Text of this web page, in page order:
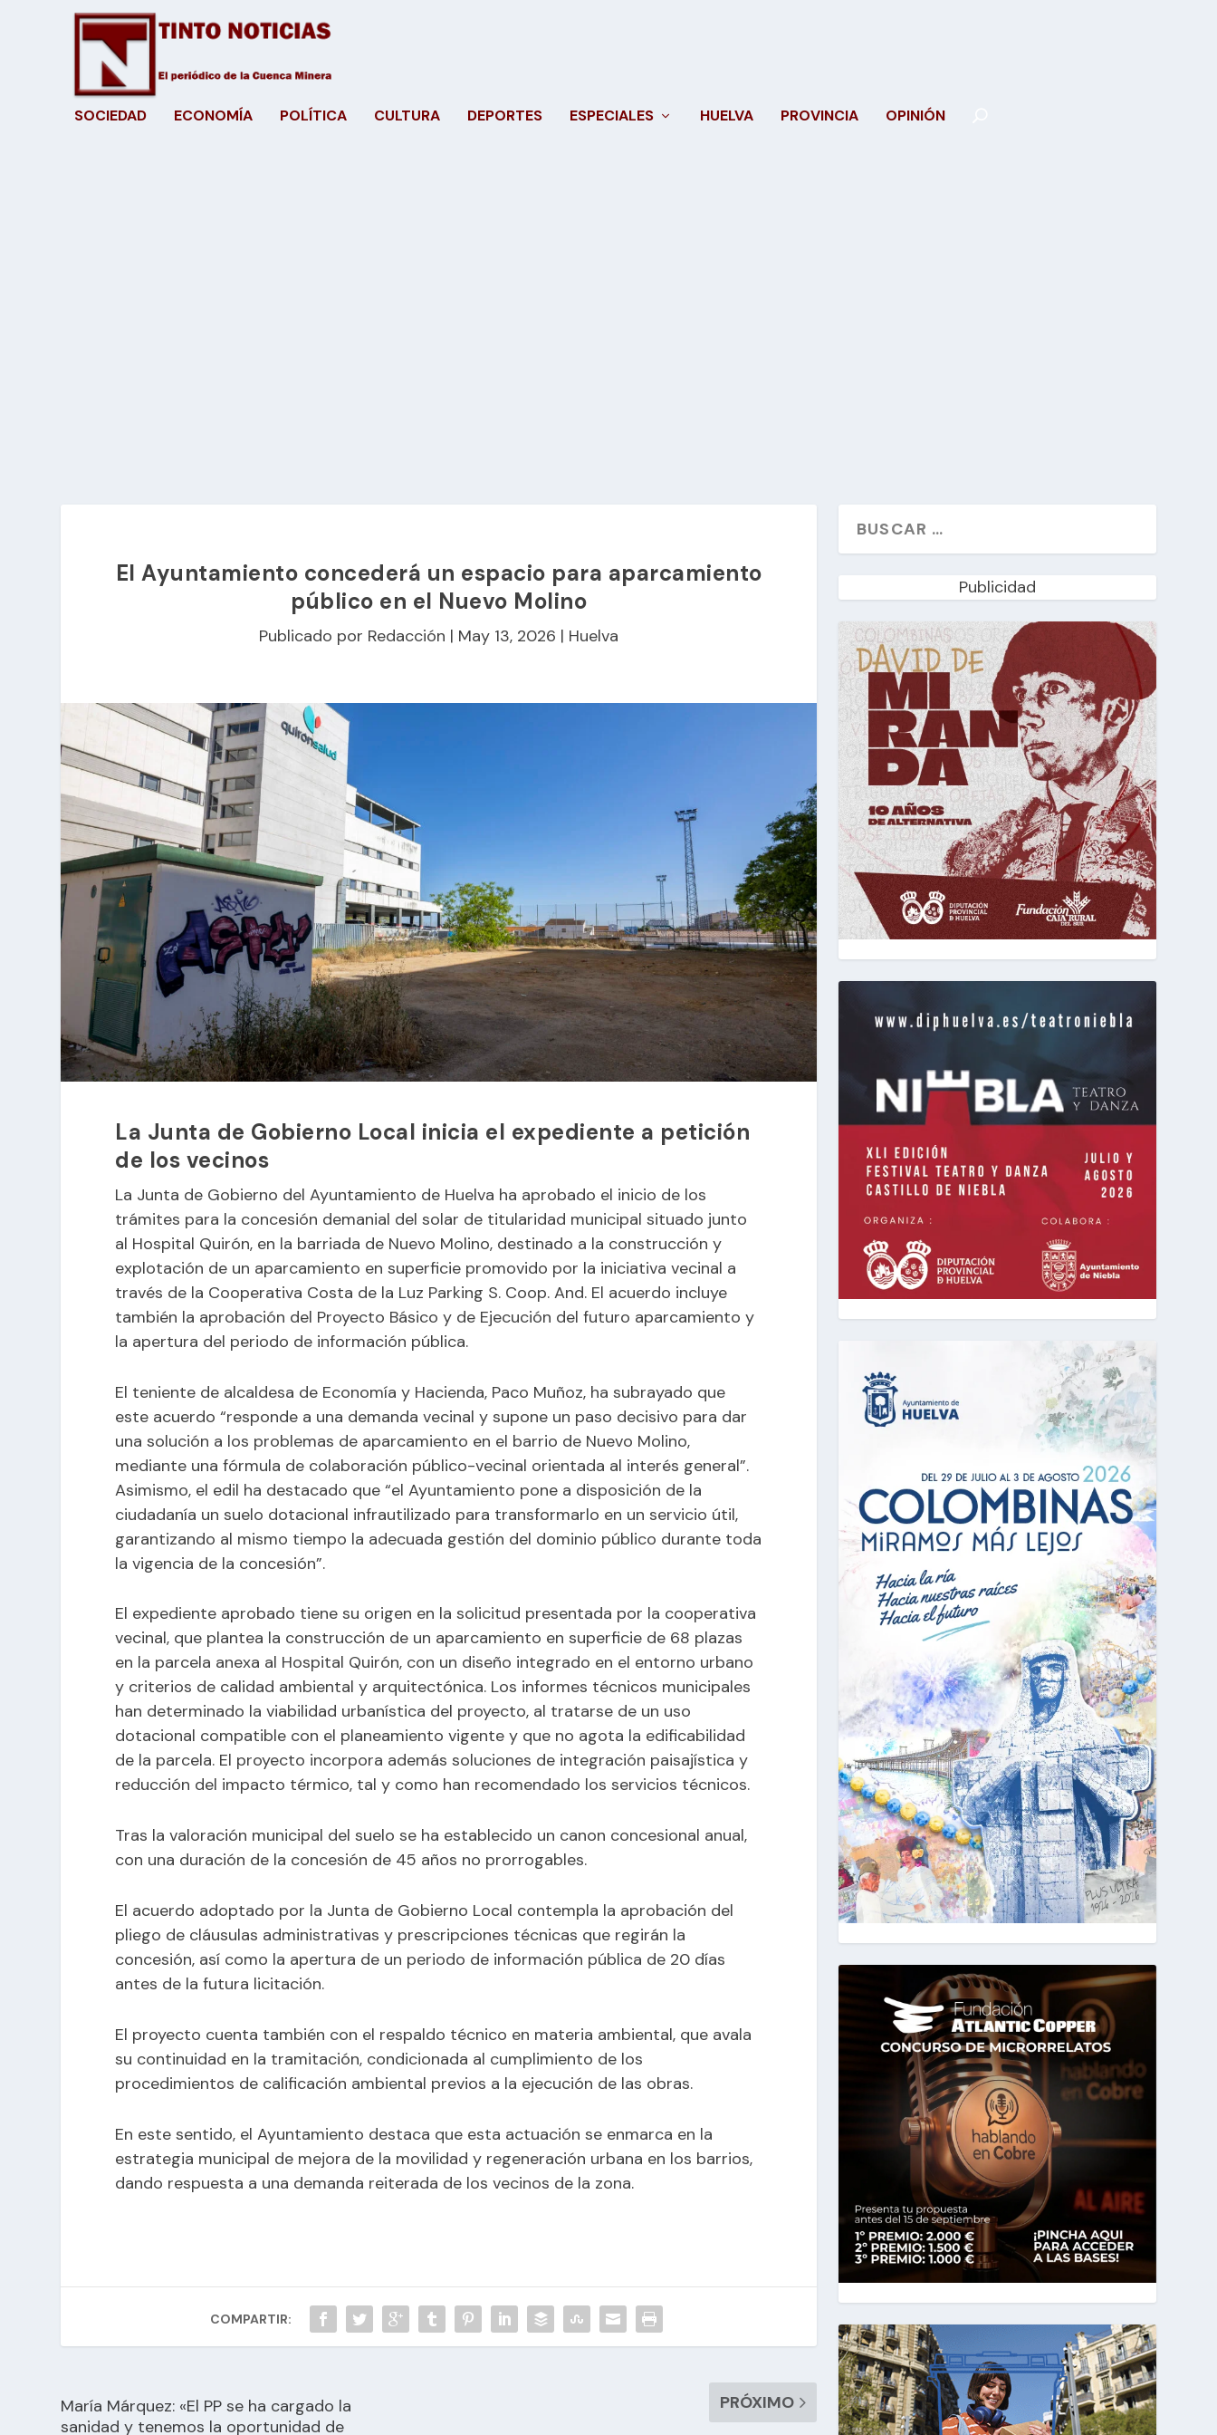
SOCIEDAD ECONOMÍA POLÍTICA CULTURA DEPORTES ESPECIALES HUELVA PROVINCIA OPINIÓN
El Ayuntamiento concederá un espacio para aparcamiento
público en el Nuevo Molino
Publicado por Redacción | May 13, 2026 | Huelva
La Junta de Gobierno Local inicia el expediente a petición
de los vecinos
La Junta de Gobierno del Ayuntamiento de Huelva ha aprobado el inicio de los
trámites para la concesión demanial del solar de titularidad municipal situado junto
al Hospital Quirón, en la barriada de Nuevo Molino, destinado a la construcción y
explotación de un aparcamiento en superficie promovido por la iniciativa vecinal a
través de la Cooperativa Costa de la Luz Parking S. Coop. And. El acuerdo incluye
también la aprobación del Proyecto Básico y de Ejecución del futuro aparcamiento y
la apertura del periodo de información pública.
El teniente de alcaldesa de Economía y Hacienda, Paco Muñoz, ha subrayado que
este acuerdo “responde a una demanda vecinal y supone un paso decisivo para dar
una solución a los problemas de aparcamiento en el barrio de Nuevo Molino,
mediante una fórmula de colaboración público-vecinal orientada al interés general”.
Asimismo, el edil ha destacado que “el Ayuntamiento pone a disposición de la
ciudadanía un suelo dotacional infrautilizado para transformarlo en un servicio útil,
garantizando al mismo tiempo la adecuada gestión del dominio público durante toda
la vigencia de la concesión”.
El expediente aprobado tiene su origen en la solicitud presentada por la cooperativa
vecinal, que plantea la construcción de un aparcamiento en superficie de 68 plazas
en la parcela anexa al Hospital Quirón, con un diseño integrado en el entorno urbano
y criterios de calidad ambiental y arquitectónica. Los informes técnicos municipales
han determinado la viabilidad urbanística del proyecto, al tratarse de un uso
dotacional compatible con el planeamiento vigente y que no agota la edificabilidad
de la parcela. El proyecto incorpora además soluciones de integración paisajística y
reducción del impacto térmico, tal y como han recomendado los servicios técnicos.
Tras la valoración municipal del suelo se ha establecido un canon concesional anual,
con una duración de la concesión de 45 años no prorrogables.
El acuerdo adoptado por la Junta de Gobierno Local contempla la aprobación del
pliego de cláusulas administrativas y prescripciones técnicas que regirán la
concesión, así como la apertura de un periodo de información pública de 20 días
antes de la futura licitación.
El proyecto cuenta también con el respaldo técnico en materia ambiental, que avala
su continuidad en la tramitación, condicionada al cumplimiento de los
procedimientos de calificación ambiental previos a la ejecución de las obras.
En este sentido, el Ayuntamiento destaca que esta actuación se enmarca en la
estrategia municipal de mejora de la movilidad y regeneración urbana en los barrios,
dando respuesta a una demanda reiterada de los vecinos de la zona.
COMPARTIR:
María Márquez: «El PP se ha cargado la
sanidad y tenemos la oportunidad de
PRÓXIMO
Publicidad